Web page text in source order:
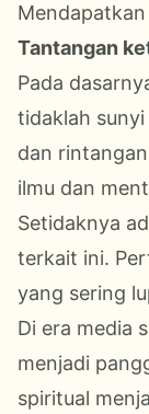
Tantangan
Pada
tidaklah
dan
ilmu dan
Setidaknya
terkait ini.
yang sering
Di era media
menjadi
spiritual